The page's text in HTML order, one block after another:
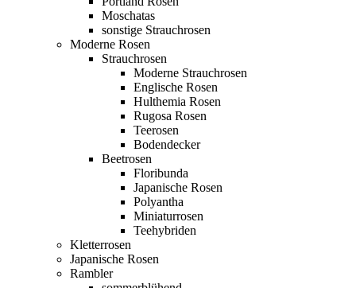
Moschatas
sonstige Strauchrosen
Moderne Rosen
Strauchrosen
Moderne Strauchrosen
Englische Rosen
Hulthemia Rosen
Rugosa Rosen
Teerosen
Bodendecker
Beetrosen
Floribunda
Japanische Rosen
Polyantha
Miniaturrosen
Teehybriden
Kletterrosen
Japanische Rosen
Rambler